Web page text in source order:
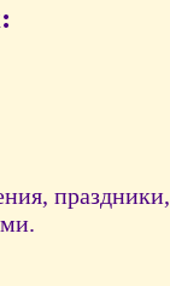
праздники,